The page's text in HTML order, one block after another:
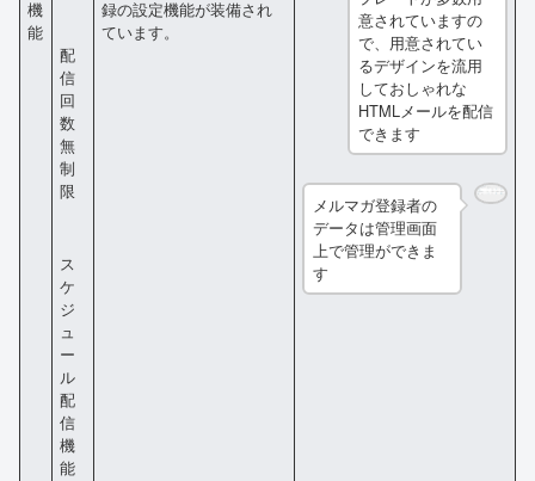
機
能
配
信
回
数
無
制
限
ス
ケ
ジ
ュ
ー
ル
配
信
機
能
録の設定機能が装備され
ています。
意されていますの
で、用意されてい
るデザインを流用
しておしゃれな
HTMLメールを配信
できます
メルマガ登録者の
データは管理画面
上で管理ができま
す